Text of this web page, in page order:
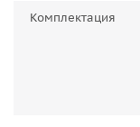
Комплектация